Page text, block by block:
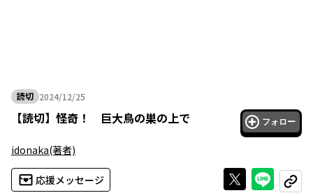
読切 2024/12/25
2024年12月25日
【読切】 怪奇！ 巨大鳥の巣の上で フォロー
idonaka(著者)
応援メッセージ Xで投稿する
ライン
コピー